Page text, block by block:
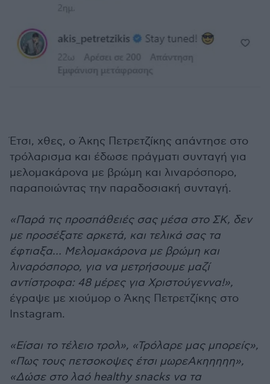
Έτσι, χθες, ο Άκης Πετρετζίκης απάντησε στο
τρόλαρισμα και έδωσε πράγματι συνταγή για
μελομακάρονα με βρώμη και λιναρόσπορο,
παραποιώντας την παραδοσιακή συνταγή.
«Παρά τις προσπάθειές σας μέσα στο ΣΚ, δεν
με προσέξατε αρκετά, και τελικά σας τα
έφτιαξα… Μελομακάρονα με βρώμη και
λιναρόσπορο, για να μετρήσουμε μαζί
αντίστροφα: 48 μέρες για Χριστούγεννα!»,
έγραψε με χιούμορ ο Άκης Πετρετζίκης στο
Instagram.
«Είσαι το τέλειο τρολ», «Τρόλαρε μας μπορείς»,
«Πως τους πετσοκοψες έτσι μωρεΑκηηηηη»,
«Δώσε στο λαό healthy snacks να τα